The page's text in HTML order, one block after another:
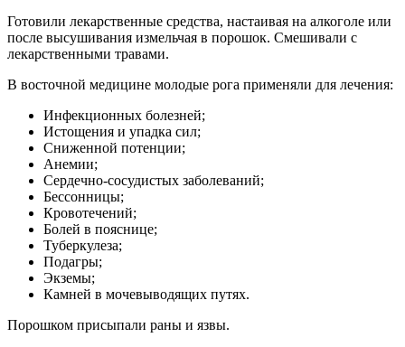
Готовили лекарственные средства, настаивая на алкоголе или
после высушивания измельчая в порошок. Смешивали с
лекарственными травами.
В восточной медицине молодые рога применяли для лечения:
Инфекционных болезней;
Истощения и упадка сил;
Сниженной потенции;
Анемии;
Сердечно-сосудистых заболеваний;
Бессонницы;
Кровотечений;
Болей в пояснице;
Туберкулеза;
Подагры;
Экземы;
Камней в мочевыводящих путях.
Порошком присыпали раны и язвы.